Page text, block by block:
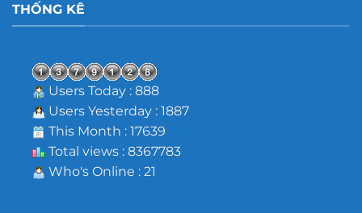
THỐNG KÊ
Users Today : 888
Users Yesterday : 1887
This Month : 17639
Total views : 8367783
Who's Online : 21